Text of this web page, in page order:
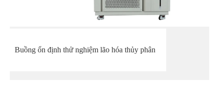
Buồng ổn định thử nghiệm lão hóa thủy phân